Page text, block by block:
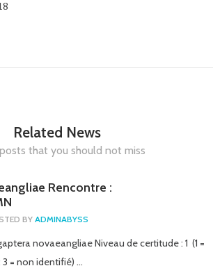
Related News
that you should not miss
Rencontre :
BY ADMINABYSS
novaeangliae Niveau de certitude : 1 (1 =
3 = non identifié) …